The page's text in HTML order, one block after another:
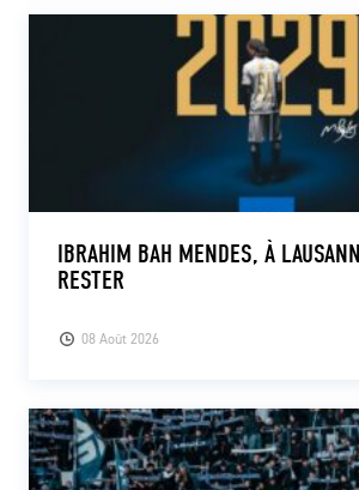
08 Août 2026
IBRAHIM BAH MENDES, À
RESTER